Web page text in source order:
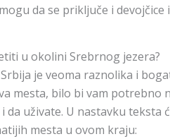
da se priključe i
u okolini Srebrnog jezera?
je veoma raznolika i
mesta, bilo bi vam potrebno
da uživate. U nastavku teksta
mesta u ovom kraju: